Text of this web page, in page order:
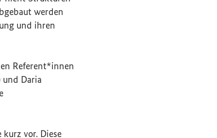
werden
und ihren
Referent*innen
Link)
und Daria
vor. Diese